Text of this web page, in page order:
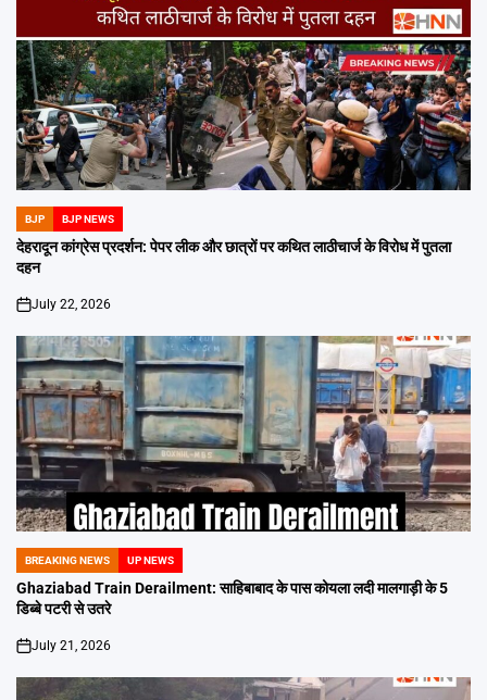
POSTED
IN
BJP BJP NEWS
देहरादून कांग्रेस प्रदर्शन: पेपर लीक और छात्रों पर कथित लाठीचार्ज के विरोध में पुतला
दहन
on
July 22, 2026
POSTED
IN
BREAKING NEWS UP NEWS
Ghaziabad Train Derailment: साहिबाबाद के पास कोयला लदी मालगाड़ी के 5
डिब्बे पटरी से उतरे
on
July 21, 2026